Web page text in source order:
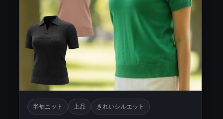
半袖ニット 上品 きれいシルエット